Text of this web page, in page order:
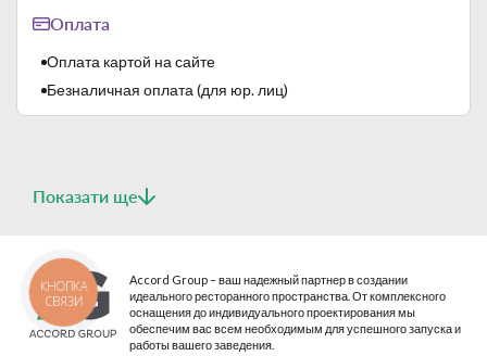
Оплата
Оплата картой на сайте
Безналичная оплата (для юр. лиц)
Показати ще
Accord Group – ваш надежный партнер в создании
идеального ресторанного пространства. От комплексного
оснащения до индивидуального проектирования мы
обеспечим вас всем необходимым для успешного запуска и
работы вашего заведения.
КНОПКА
СВЯЗИ